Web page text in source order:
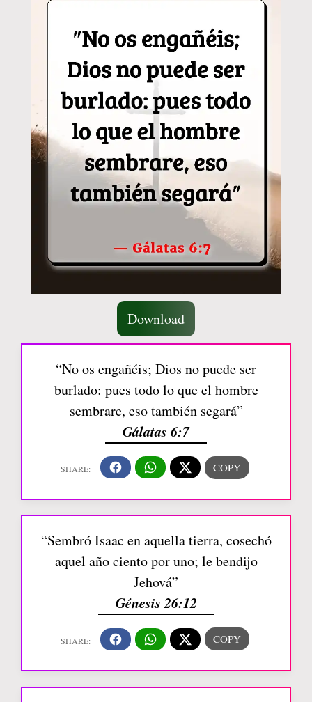
Download
“No os engañéis; Dios no puede ser
burlado: pues todo lo que el hombre
sembrare, eso también segará”
Gálatas 6:7
“Sembró Isaac en aquella tierra, cosechó
aquel año ciento por uno; le bendijo
Jehová”
Génesis 26:12